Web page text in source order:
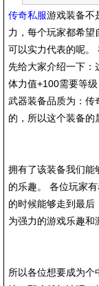
传奇私服游戏装备不
力，每个玩家都希
可以实力代表的呢。
先给大家介绍一下
体力值+100需要等
武器装备品质为：传
的，所以这个装备的
拥有了该装备我们能
的乐趣。 各位玩家
的时候能够走到最
为强力的游戏乐趣和
所以各位想要成为